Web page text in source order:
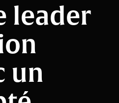
leader
un